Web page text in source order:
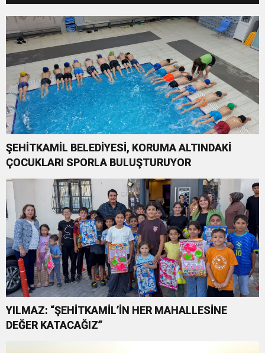
ŞEHİTKAMİL BELEDİYESİ, KORUMA ALTINDAKİ
ÇOCUKLARI SPORLA BULUŞTURUYOR
YILMAZ: “ŞEHİTKAMİL’İN HER MAHALLESİNE
DEĞER KATACAĞIZ”